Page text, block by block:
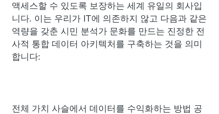
액세스할 수 있도록 보장하는 세계 유일의 회사입
니다. 이는 우리가 IT에 의존하지 않고 다음과 같은
역량을 갖춘 시민 분석가 문화를 만드는 진정한 전
사적 통합 데이터 아키텍처를 구축하는 것을 의미
합니다:
전체 가치 사슬에서 데이터를 수익화하는 방법 공